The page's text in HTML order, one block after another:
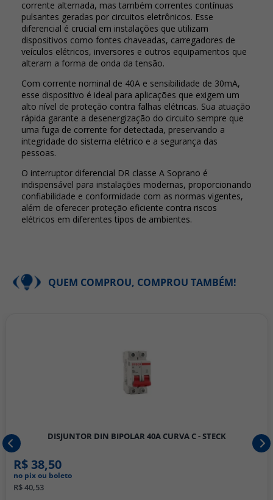
corrente alternada, mas também correntes contínuas
pulsantes geradas por circuitos eletrônicos. Esse
diferencial é crucial em instalações que utilizam
dispositivos como fontes chaveadas, carregadores de
veículos elétricos, inversores e outros equipamentos que
alteram a forma de onda da tensão.
Com corrente nominal de 40A e sensibilidade de 30mA,
esse dispositivo é ideal para aplicações que exigem um
alto nível de proteção contra falhas elétricas. Sua atuação
rápida garante a desenergização do circuito sempre que
uma fuga de corrente for detectada, preservando a
integridade do sistema elétrico e a segurança das
pessoas.
O interruptor diferencial DR classe A Soprano é
indispensável para instalações modernas, proporcionando
confiabilidade e conformidade com as normas vigentes,
além de oferecer proteção eficiente contra riscos
elétricos em diferentes tipos de ambientes.
QUEM COMPROU, COMPROU TAMBÉM!
DISJUNTOR DIN BIPOLAR 40A CURVA C - STECK
R$ 38,50
no pix ou boleto
R$ 40,53